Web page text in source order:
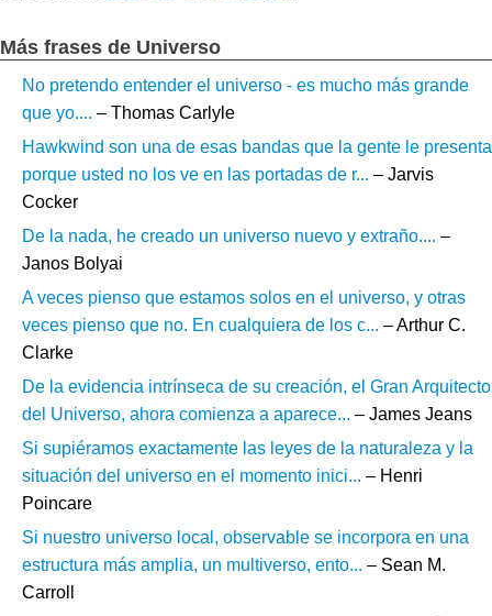
Más frases de Universo
No pretendo entender el universo - es mucho más grande
que yo.... – Thomas Carlyle
Hawkwind son una de esas bandas que la gente le presenta
porque usted no los ve en las portadas de r... – Jarvis
Cocker
De la nada, he creado un universo nuevo y extraño.... –
Janos Bolyai
A veces pienso que estamos solos en el universo, y otras
veces pienso que no. En cualquiera de los c... – Arthur C.
Clarke
De la evidencia intrínseca de su creación, el Gran Arquitecto
del Universo, ahora comienza a aparece... – James Jeans
Si supiéramos exactamente las leyes de la naturaleza y la
situación del universo en el momento inici... – Henri
Poincare
Si nuestro universo local, observable se incorpora en una
estructura más amplia, un multiverso, ento... – Sean M.
Carroll